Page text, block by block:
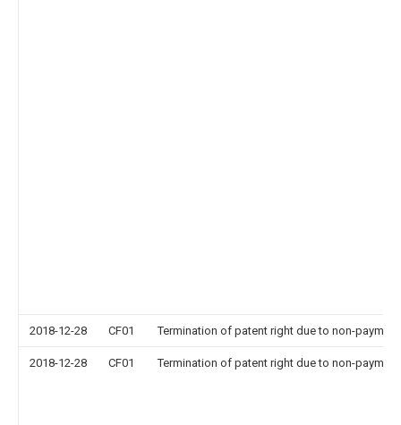
2018-12-28 CF01 Termination of patent right due to non-
2018-12-28 CF01 Termination of patent right due to non-